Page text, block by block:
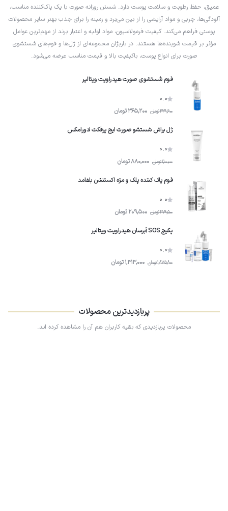
عمیق، حفظ رطوبت و سلامت پوست دارد. شستن روزانه صورت با یک پاک‌کننده مناسب،
آلودگی‌ها، چربی و مواد آرایشی را از بین می‌برد و زمینه را برای جذب بهتر سایر محصولات
پوستی فراهم می‌کند. کیفیت فرمولاسیون، مواد اولیه و اعتبار برند از مهم‌ترین عوامل
مؤثر بر قیمت شوینده‌ها هستند. در باریژان مجموعه‌ای از ژل‌ها و فوم‌های شستشوی
صورت برای انواع پوست، باکیفیت بالا و قیمت مناسب عرضه می‌شود.
فوم شستشوى صورت هیدراویت ویتالیر
0.0
429,600تومان 365,200تومان
ژل براش شستشو صورت ایج پرفکت ادورامکس
0.0
1,100,000تومان 880,000تومان
فوم پاک کننده پلک و مژه اکستنشن بلفامد
0.0
279,500تومان 209,500تومان
پکیج SOS آبرسان هیدراویت ویتالیر
0.0
1,875,800تومان 1,313,000تومان
پربازدیدترین محصولات
محصولات پربازدیدی که بقیه کاربران هم آن را مشاهده کرده اند.